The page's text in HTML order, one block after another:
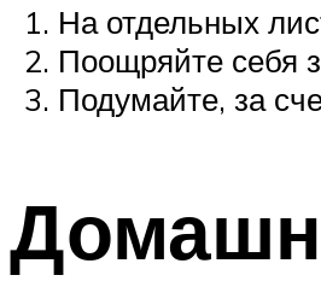
На отдельных
Поощряйте себя
Подумайте, за